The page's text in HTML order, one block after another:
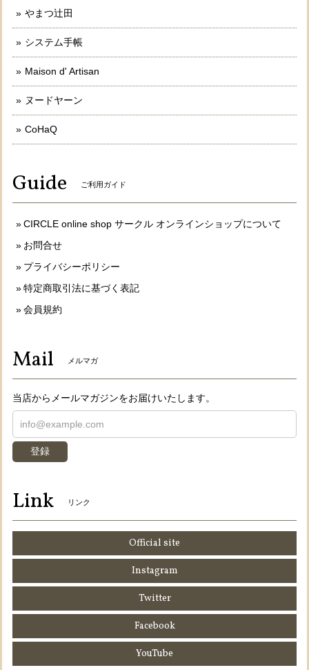
やまつ辻田
システム手帳
Maison d' Artisan
ヌードヤーン
CoHaQ
Guide ご利用ガイド
CIRCLE online shop サークル オンラインショップについて
お問合せ
プライバシーポリシー
特定商取引法に基づく表記
会員規約
Mail メルマガ
当店からメールマガジンをお届けいたします。
登録
Link リンク
Official site
Instagram
Twitter
Facebook
YouTube